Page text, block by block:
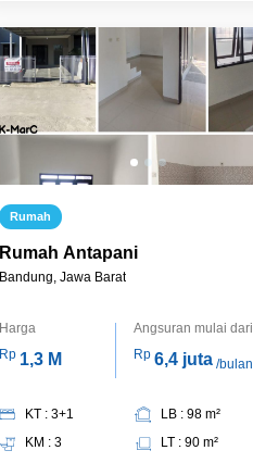
Rumah
Rumah Antapani
Bandung, Jawa Barat
Harga
Rp 1,3 M
Angsuran mulai dari
Rp6,4 juta /bulan
KT : 3+1
KM : 3
LB : 98 m²
LT : 90 m²